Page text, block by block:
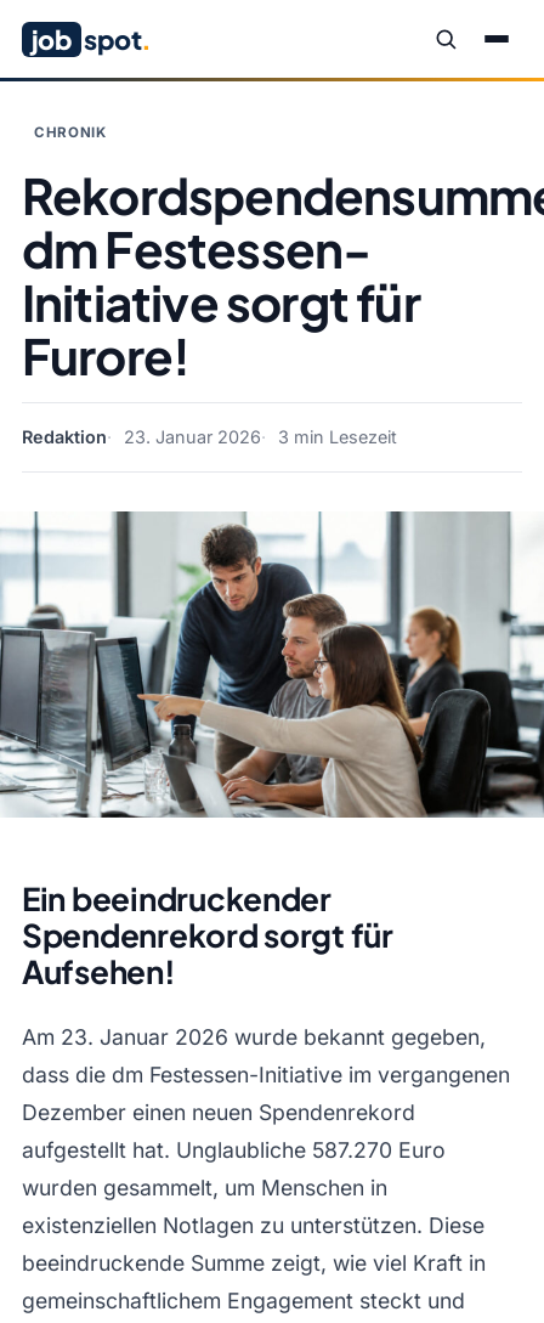
job spot.
CHRONIK
dm Festessen-
Initiative sorgt für
Furore!
Redaktion 23. Januar 2026 3 min Lesezeit
Ein beeindruckender
Spendenrekord sorgt für
Aufsehen!
Am 23. Januar 2026 wurde bekannt gegeben,
dass die dm Festessen-Initiative im vergangenen
Dezember einen neuen Spendenrekord
aufgestellt hat. Unglaubliche 587.270 Euro
wurden gesammelt, um Menschen in
existenziellen Notlagen zu unterstützen. Diese
beeindruckende Summe zeigt, wie viel Kraft in
gemeinschaftlichem Engagement steckt und